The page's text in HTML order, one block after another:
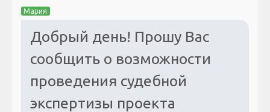
Мария
Добрый день! Прошу Вас
сообщить о возможности
проведения судебной
экспертизы проекта